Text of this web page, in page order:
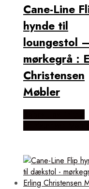
Cane-Line
hynde til
loungestol –
mørkegrå :
Christensen
Møbler